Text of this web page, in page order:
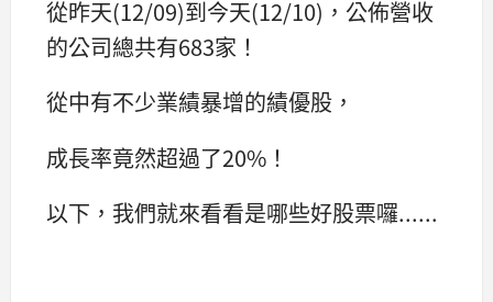
從昨天(12/09)到今天(12/10)，公佈營收
的公司總共有683家！
從中有不少業績暴增的績優股，
成長率竟然超過了20%！
以下，我們就來看看是哪些好股票囉......